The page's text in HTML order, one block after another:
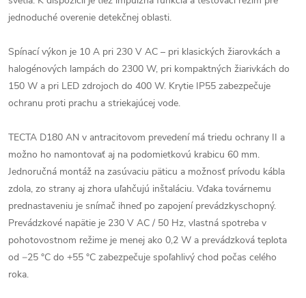
jednoduché overenie detekčnej oblasti.
Spínací výkon je 10 A pri 230 V AC – pri klasických žiarovkách a
halogénových lampách do 2300 W, pri kompaktných žiarivkách do
150 W a pri LED zdrojoch do 400 W. Krytie IP55 zabezpečuje
ochranu proti prachu a striekajúcej vode.
TECTA D180 AN v antracitovom prevedení má triedu ochrany II a
možno ho namontovať aj na podomietkovú krabicu 60 mm.
Jednoručná montáž na zasúvaciu päticu a možnosť prívodu kábla
zdola, zo strany aj zhora uľahčujú inštaláciu. Vďaka továrnemu
prednastaveniu je snímač ihneď po zapojení prevádzkyschopný.
Prevádzkové napätie je 230 V AC / 50 Hz, vlastná spotreba v
pohotovostnom režime je menej ako 0,2 W a prevádzková teplota
od −25 °C do +55 °C zabezpečuje spoľahlivý chod počas celého
roka.